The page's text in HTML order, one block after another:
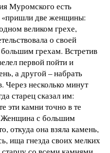
Муромского есть
«пришли две женщины:
великом грехе,
о своей
грехам. Встретив
первой пойти и
а другой – набрать
несколько минут
старец сказал им:
эти камни точно в те
Женщина с большим
откуда она взяла камень,
ища гнезда своих мелких